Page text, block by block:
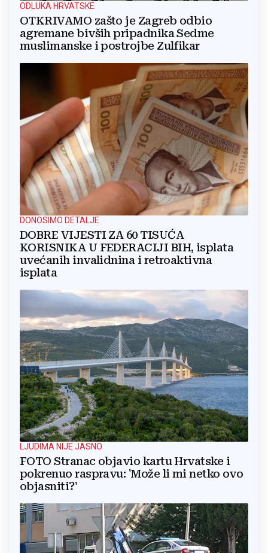
ODLUKA HRVATSKE
OTKRIVAMO zašto je Zagreb odbio
agremane bivših pripadnika Sedme
muslimanske i postrojbe Zulfikar
DONOSIMO DETALJE
DOBRE VIJESTI ZA 60 TISUĆA
KORISNIKA U FEDERACIJI BIH, isplata
uvećanih invalidnina i retroaktivna
isplata
LJUDIMA NIJE JASNO
FOTO Stranac objavio kartu Hrvatske i
pokrenuo raspravu: 'Može li mi netko ovo
objasniti?'